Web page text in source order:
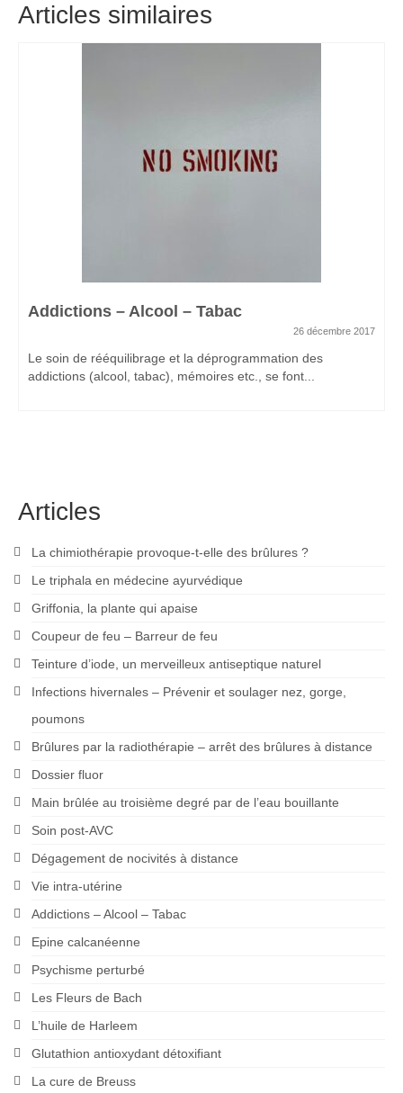
Articles similaires
Addictions – Alcool – Tabac
26 décembre 2017
Le soin de rééquilibrage et la déprogrammation des
addictions (alcool, tabac), mémoires etc., se font...
Articles
La chimiothérapie provoque-t-elle des brûlures ?
Le triphala en médecine ayurvédique
Griffonia, la plante qui apaise
Coupeur de feu – Barreur de feu
Teinture d’iode, un merveilleux antiseptique naturel
Infections hivernales – Prévenir et soulager nez, gorge,
poumons
Brûlures par la radiothérapie – arrêt des brûlures à distance
Dossier fluor
Main brûlée au troisième degré par de l’eau bouillante
Soin post-AVC
Dégagement de nocivités à distance
Vie intra-utérine
Addictions – Alcool – Tabac
Epine calcanéenne
Psychisme perturbé
Les Fleurs de Bach
L’huile de Harleem
Glutathion antioxydant détoxifiant
La cure de Breuss